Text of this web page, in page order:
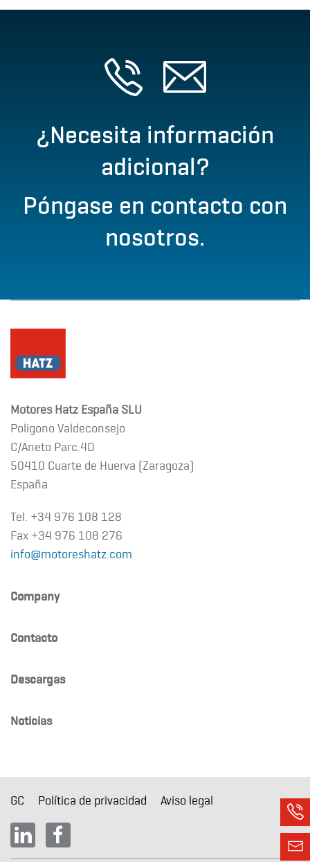
¿Necesita información
adicional?
Póngase en contacto con
nosotros.
Motores Hatz España SLU
Poligono Valdeconsejo
C/Aneto Parc.4D
50410 Cuarte de Huerva (Zaragoza)
España
Tel. +34 976 108 128
Fax +34 976 108 276
info@motoreshatz.com
Company
Contacto
Descargas
Noticias
GC Política de privacidad Aviso legal